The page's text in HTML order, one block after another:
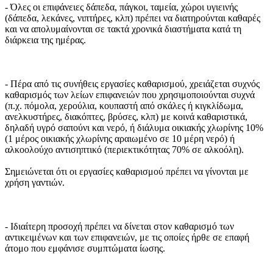
- Όλες οι επιφάνειες δάπεδα, πάγκοι, ταμεία, χώροι υγιεινής
(δάπεδα, λεκάνες, νιπτήρες, κλπ) πρέπει να διατηρούνται καθαρές
και να απολυμαίνονται σε τακτά χρονικά διαστήματα κατά τη
διάρκεια της ημέρας.
- Πέρα από τις συνήθεις εργασίες καθαρισμού, χρειάζεται συχνός
καθαρισμός των λείων επιφανειών που χρησιμοποιούνται συχνά
(π.χ. πόμολα, χερούλια, κουπαστή από σκάλες ή κιγκλίδωμα,
ανελκυστήρες, διακόπτες, βρύσες, κλπ) με κοινά καθαριστικά,
δηλαδή υγρό σαπούνι και νερό, ή διάλυμα οικιακής χλωρίνης 10%
(1 μέρος οικιακής χλωρίνης αραιωμένο σε 10 μέρη νερό) ή
αλκοολούχο αντισηπτικό (περιεκτικότητας 70% σε αλκοόλη).
Σημειώνεται ότι οι εργασίες καθαρισμού πρέπει να γίνονται με
χρήση γαντιών.
- Ιδιαίτερη προσοχή πρέπει να δίνεται στον καθαρισμό των
αντικειμένων και των επιφανειών, με τις οποίες ήρθε σε επαφή
άτομο που εμφάνισε συμπτώματα ίωσης.